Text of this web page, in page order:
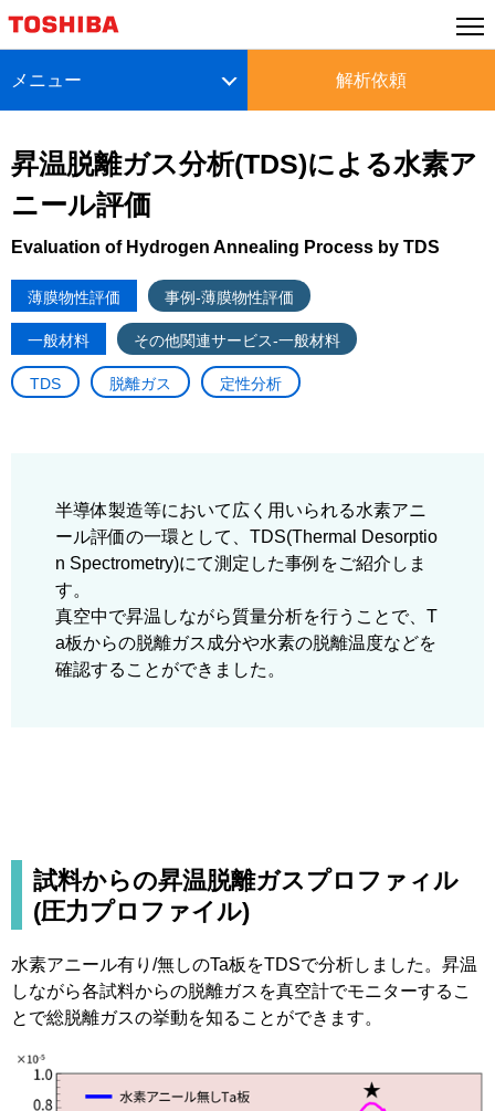
昇温脱離ガス分析(TDS)による水素ア
ニール評価
Evaluation of Hydrogen Annealing Process by TDS
薄膜物性評価 事例-薄膜物性評価
一般材料 その他関連サービス-一般材料
TDS 脱離ガス 定性分析
半導体製造等において広く用いられる水素アニ
ール評価の一環として、TDS(Thermal Desorptio
n Spectrometry)にて測定した事例をご紹介しま
す。
真空中で昇温しながら質量分析を行うことで、T
a板からの脱離ガス成分や水素の脱離温度などを
確認することができました。
メニュー 解析依頼
試料からの昇温脱離ガスプロファィル
(圧力プロファイル)
水素アニール有り/無しのTa板をTDSで分析しました。昇温
しながら各試料からの脱離ガスを真空計でモニターするこ
とで総脱離ガスの挙動を知ることができます。